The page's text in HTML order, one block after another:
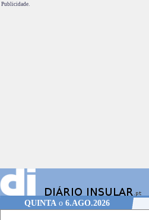
Publicidade.
QUINTAo 6.AGO.2026